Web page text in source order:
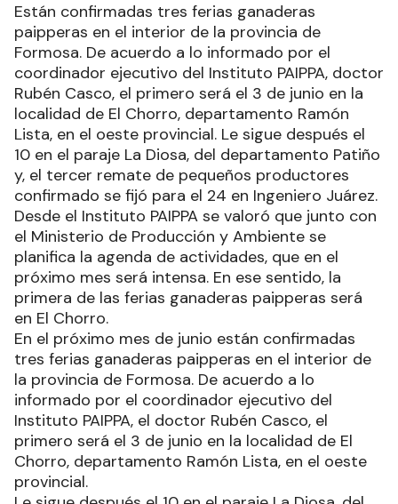
Están confirmadas tres ferias ganaderas
paipperas en el interior de la provincia de
Formosa. De acuerdo a lo informado por el
coordinador ejecutivo del Instituto PAIPPA, doctor
Rubén Casco, el primero será el 3 de junio en la
localidad de El Chorro, departamento Ramón
Lista, en el oeste provincial. Le sigue después el
10 en el paraje La Diosa, del departamento Patiño
y, el tercer remate de pequeños productores
confirmado se fijó para el 24 en Ingeniero Juárez.
Desde el Instituto PAIPPA se valoró que junto con
el Ministerio de Producción y Ambiente se
planifica la agenda de actividades, que en el
próximo mes será intensa. En ese sentido, la
primera de las ferias ganaderas paipperas será
en El Chorro.
En el próximo mes de junio están confirmadas
tres ferias ganaderas paipperas en el interior de
la provincia de Formosa. De acuerdo a lo
informado por el coordinador ejecutivo del
Instituto PAIPPA, el doctor Rubén Casco, el
primero será el 3 de junio en la localidad de El
Chorro, departamento Ramón Lista, en el oeste
provincial.